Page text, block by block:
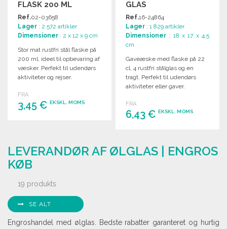
FLASK 200 ML
Ref.02-03658
Lager : 2 572 artikler
Dimensioner : 2 x 12 x 9 cm
Stor mat rustfri stål flaske på
200 ml, ideel til opbevaring af
væsker. Perfekt til udendørs
aktiviteter og rejser.
FRA
3,45 € EKSKL. MOMS
GLAS
Ref.16-24864
Lager : 1 829 artikler
Dimensioner : 18 x 17 x 4.5
cm
Gaveæske med flaske på 22
cl, 4 rustfri stålglas og en
tragt. Perfekt til udendørs
aktiviteter eller gaver.
FRA
6,43 €EKSKL. MOMS
Anmod om et tilbud
LEVERANDØR AF ØLGLAS | ENGROS
KØB
19 produkts
SE ALT
Engroshandel med ølglas. Bedste rabatter garanteret og hurtig